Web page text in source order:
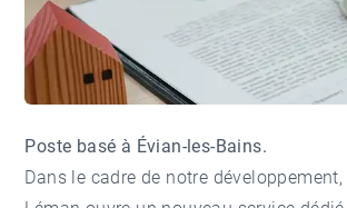
Poste basé à Évian-les-Bains.
Dans le cadre de notre développement,